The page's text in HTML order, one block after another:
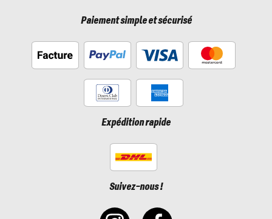
Paiement simple et sécurisé
Expédition rapide
Suivez-nous !